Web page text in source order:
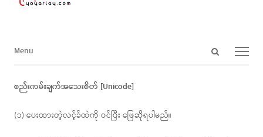
Open
Menu
Menu
စည်းကမ်းချက်အသေးစိတ် [Unicode]
(၁) ပေးထားတဲ့လင့်ခ်ထဲကို ဝင်ပြီး ဖြေဆိုရပါမည်။